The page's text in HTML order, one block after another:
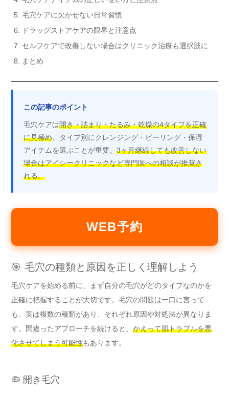
毛穴ケアに欠かせない日常習慣
ドラッグストアケアの限界と注意点
セルフケアで改善しない場合はクリニック治療も選択肢に
まとめ
この記事のポイント
毛穴ケアは開き・詰まり・たるみ・乾燥の4タイプを正確
に見極め、タイプ別にクレンジング・ピーリング・保湿
アイテムを選ぶことが重要。 3ヶ月継続しても改善しない
場合はアイシークリニックなど専門医への相談が推奨さ
れる。
WEB予約
🎯 毛穴の種類と原因を正しく理解しよう
毛穴ケアを始める前に、まず自分の毛穴がどのタイプなのかを
正確に把握することが大切です。毛穴の問題は一口に言って
も、実は複数の種類があり、それぞれ原因や対処法が異なりま
す。間違ったアプローチを続けると、 かえって肌トラブルを悪
化させてしまう可能性もあります。
🦠 開き毛穴